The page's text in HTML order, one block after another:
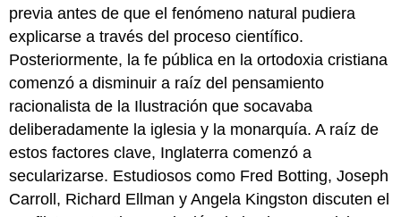
previa antes de que el fenómeno natural pudiera
explicarse a través del proceso científico.
Posteriormente, la fe pública en la ortodoxia cristiana
comenzó a disminuir a raíz del pensamiento
racionalista de la Ilustración que socavaba
deliberadamente la iglesia y la monarquía. A raíz de
estos factores clave, Inglaterra comenzó a
secularizarse. Estudiosos como Fred Botting, Joseph
Carroll, Richard Ellman y Angela Kingston discuten el